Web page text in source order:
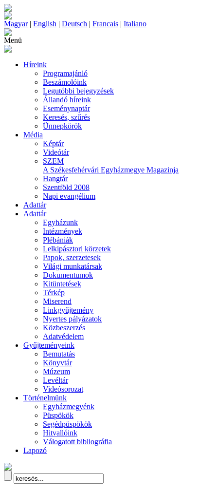
Magyar| English | Deutsch | Francais | Italiano
Menü
Híreink
Programajánló
Beszámolóink
Legutóbbi bejegyzések
Állandó híreink
Eseménynaptár
Keresés, szűrés
Ünnepkörök
Média
Képtár
Videótár
SZEM
A Székesfehérvári Egyházmegye Magazinja
Hangtár
Szentföld 2008
Napi evangélium
Adattár
Adattár
Egyházunk
Intézmények
Plébániák
Lelkipásztori körzetek
Papok, szerzetesek
Világi munkatársak
Dokumentumok
Kitüntetések
Térkép
Miserend
Linkgyűjtemény
Nyertes pályázatok
Közbeszerzés
Adatvédelem
Gyűjteményeink
Bemutatás
Könyvtár
Múzeum
Levéltár
Videósorozat
Történelmünk
Egyházmegyénk
Püspökök
Segédpüspökök
Hitvallóink
Válogatott bibliográfia
Lapozó